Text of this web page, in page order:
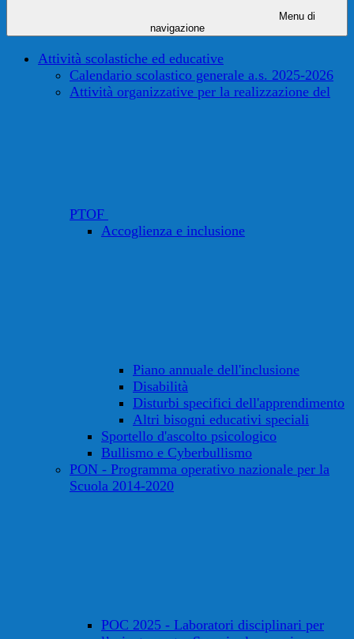
Menu di
navigazione
Attività scolastiche ed educative
Calendario scolastico generale a.s. 2025-2026
Attività organizzative per la realizzazione del
PTOF
Accoglienza e inclusione
Piano annuale dell'inclusione
Disabilità
Disturbi specifici dell'apprendimento
Altri bisogni educativi speciali
Sportello d'ascolto psicologico
Bullismo e Cyberbullismo
PON - Programma operativo nazionale per la
Scuola 2014-2020
POC 2025 - Laboratori disciplinari per